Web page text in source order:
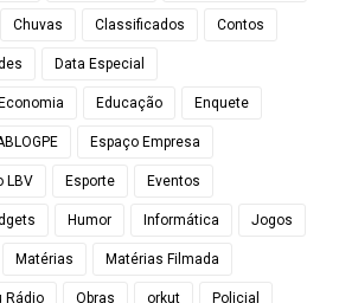
Chuvas Classificados Contos
Data Especial
Economia Educação Enquete
Espaço Empresa
LBV Esporte Eventos
Humor Informática Jogos
Matérias Matérias Filmada
Rádio Obras orkut Policial